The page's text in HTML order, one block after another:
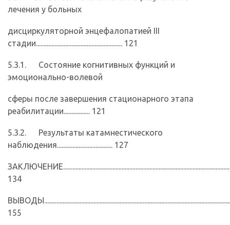
лечения у больных
дисциркуляторной энцефалопатией III
стадии........................................................ 121
5.3.1. Состояние когнитивных функций и
эмоционально-волевой
сферы после завершения стационарного этапа
реабилитации................. 121
5.3.2. Результаты катамнестического
наблюдения.................................... 127
134
155